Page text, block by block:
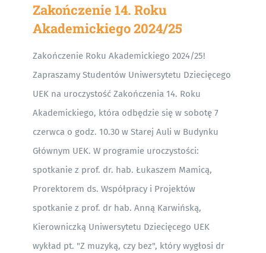
Zakończenie 14. Roku
Akademickiego 2024/25
Zakończenie Roku Akademickiego 2024/25!
Zapraszamy Studentów Uniwersytetu Dziecięcego
UEK na uroczystość Zakończenia 14. Roku
Akademickiego, która odbędzie się w sobotę 7
czerwca o godz. 10.30 w Starej Auli w Budynku
Głównym UEK. W programie uroczystości:
spotkanie z prof. dr. hab. Łukaszem Mamicą,
Prorektorem ds. Współpracy i Projektów
spotkanie z prof. dr hab. Anną Karwińską,
Kierowniczką Uniwersytetu Dziecięcego UEK
wykład pt. "Z muzyką, czy bez", który wygłosi dr